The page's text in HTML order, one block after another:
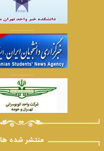
................
................
منتشر شده ها